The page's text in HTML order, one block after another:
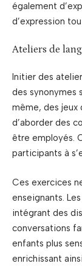
également
d’expression
Ateliers de
Initier des
des synonymes
même, des
d’aborder des
être employés.
participants à
Ces exercices
enseignants.
intégrant des
conversations
enfants plus
enrichissant